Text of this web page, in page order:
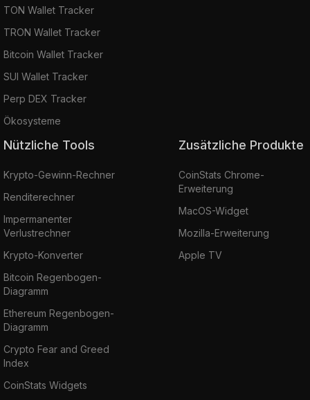
TON Wallet Tracker
TRON Wallet Tracker
Bitcoin Wallet Tracker
SUI Wallet Tracker
Perp DEX Tracker
Ökosysteme
Nützliche Tools
Krypto-Gewinn-Rechner
Renditerechner
Impermanenter
Verlustrechner
Krypto-Konverter
Bitcoin Regenbogen-
Diagramm
Ethereum Regenbogen-
Diagramm
Crypto Fear and Greed
Index
CoinStats Widgets
Zusätzliche Produkte
CoinStats Chrome-
Erweiterung
MacOS-Widget
Mozilla-Erweiterung
Apple TV